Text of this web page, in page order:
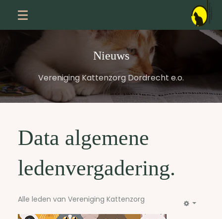
Nieuws
Vereniging Kattenzorg Dordrecht e.o.
Data algemene
ledenvergadering.
Alle leden van Vereniging Kattenzorg